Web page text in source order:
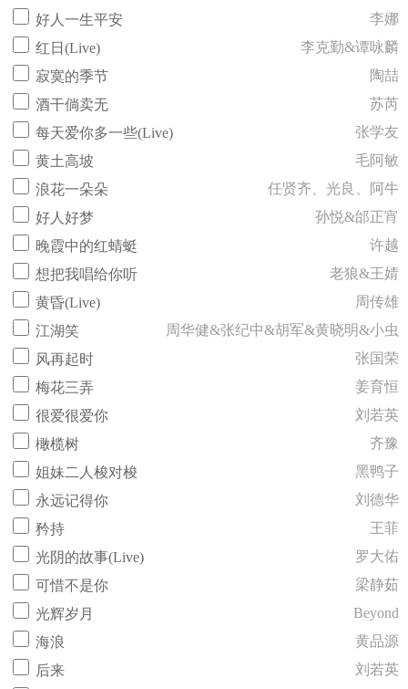
好人一生平安
李娜
红日(Live)
李克勤&谭咏麟
寂寞的季节
陶喆
酒干倘卖无
苏芮
每天爱你多一些(Live)
张学友
黄土高坡
毛阿敏
浪花一朵朵
任贤齐、光良、阿牛
好人好梦
孙悦&邰正宵
晚霞中的红蜻蜓
许越
想把我唱给你听
老狼&王婧
黄昏(Live)
周传雄
江湖笑
周华健&张纪中&胡军&黄晓明&小虫
风再起时
张国荣
梅花三弄
姜育恒
很爱很爱你
刘若英
橄榄树
齐豫
姐妹二人梭对梭
黑鸭子
永远记得你
刘德华
矜持
王菲
光阴的故事(Live)
罗大佑
可惜不是你
梁静茹
光辉岁月
Beyond
海浪
黄品源
后来
刘若英